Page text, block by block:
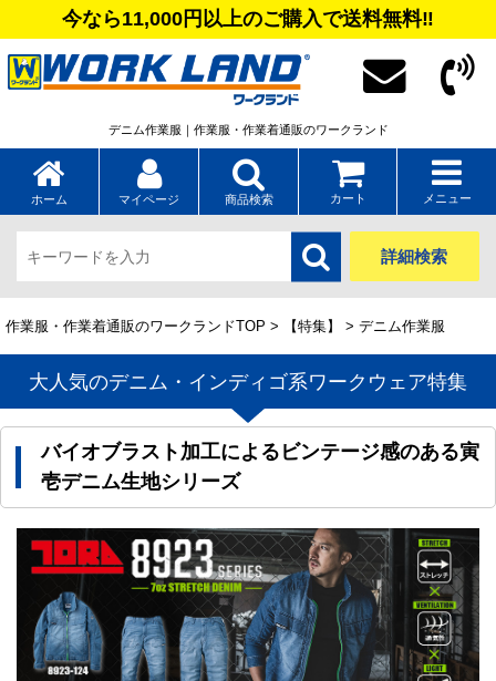
今なら11,000円以上のご購入で送料無料‼
デニム作業服｜作業服・作業着通販のワークランド
ホーム マイページ 商品検索 カート メニュー
詳細検索
作業服・作業着通販のワークランドTOP > 【特集】 > デニム作業服
大人気のデニム・インディゴ系ワークウェア特集
バイオブラスト加工によるビンテージ感のある寅
壱デニム生地シリーズ